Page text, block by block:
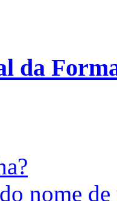
da
nome